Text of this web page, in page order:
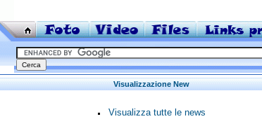
Visualizzazione New
Visualizza tutte le news